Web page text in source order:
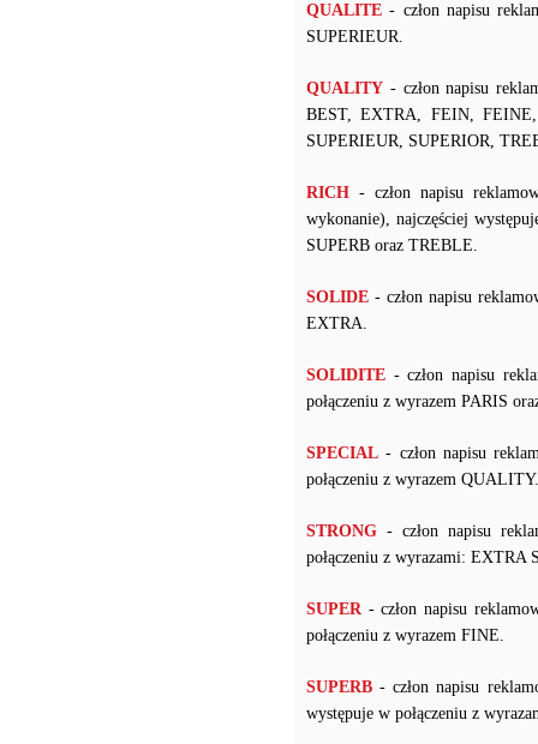
QUALITE - człon napisu
SUPERIEUR.
QUALITY - człon napisu
BEST, EXTRA, FEIN,
SUPERIEUR, SUPERIOR,
RICH - człon napisu
wykonanie), najczęściej
SUPERB oraz TREBLE.
SOLIDE - człon napisu
EXTRA.
SOLIDITE - człon napisu
połączeniu z wyrazem PARIS
SPECIAL - człon napisu
połączeniu z wyrazem QUALITY.
STRONG - człon napisu
połączeniu z wyrazami: EXTRA
SUPER- człon napisu
połączeniu z wyrazem FINE.
SUPERB - człon napisu
występuje w połączeniu z